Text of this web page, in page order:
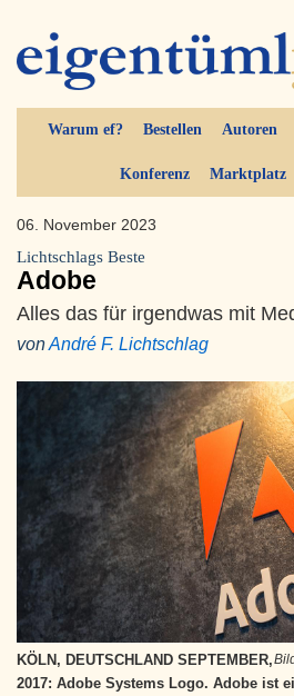
Warum ef? Bestellen Autoren
Konferenz Marktplatz
06. November 2023
Lichtschlags Beste
Adobe
Alles das für irgendwas mit
vonAndré F. Lichtschlag
KÖLN, DEUTSCHLAND SEPTEMBER,
2017: Adobe Systems Logo. Adobe ist